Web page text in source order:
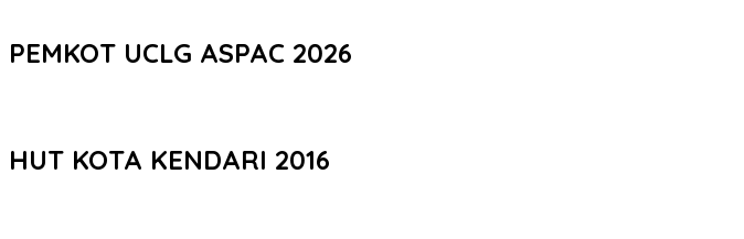
PEMKOT UCLG ASPAC 2026
HUT KOTA KENDARI 2016